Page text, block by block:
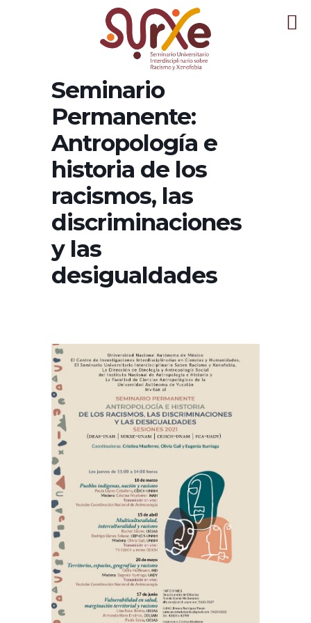
Seminario
Permanente:
Antropología e
historia de los
racismos, las
discriminaciones
y las
desigualdades